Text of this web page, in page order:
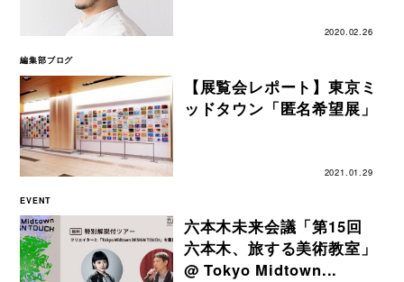
EVENT
六本木未来会議「第15回
六本木、旅する美術教室」
@ Tokyo Midtown...
編集部ブログ
【展覧会レポート】東京ミ
ッドタウン「匿名希望展」
2021.01.29
2020.02.26